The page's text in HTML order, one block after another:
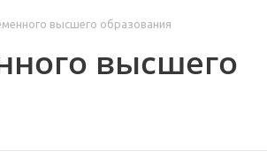
высшего образования
высшего